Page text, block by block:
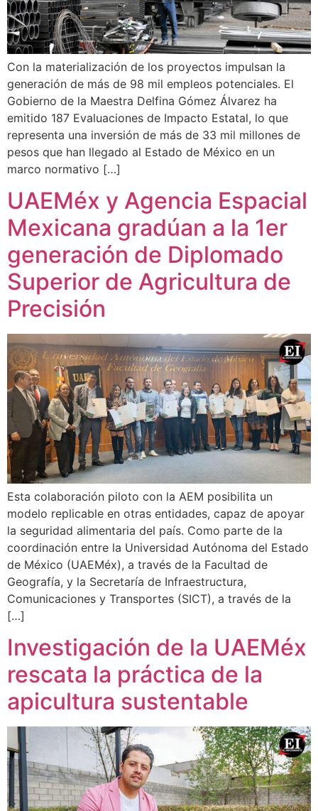
Con la materialización de los proyectos impulsan la
generación de más de 98 mil empleos potenciales. El
Gobierno de la Maestra Delfina Gómez Álvarez ha
emitido 187 Evaluaciones de Impacto Estatal, lo que
representa una inversión de más de 33 mil millones de
pesos que han llegado al Estado de México en un
marco normativo […]
UAEMéx y Agencia Espacial
Mexicana gradúan a la 1er
generación de Diplomado
Superior de Agricultura de
Precisión
Esta colaboración piloto con la AEM posibilita un
modelo replicable en otras entidades, capaz de apoyar
la seguridad alimentaria del país. Como parte de la
coordinación entre la Universidad Autónoma del Estado
de México (UAEMéx), a través de la Facultad de
Geografía, y la Secretaría de Infraestructura,
Comunicaciones y Transportes (SICT), a través de la
[…]
Investigación de la UAEMéx
rescata la práctica de la
apicultura sustentable